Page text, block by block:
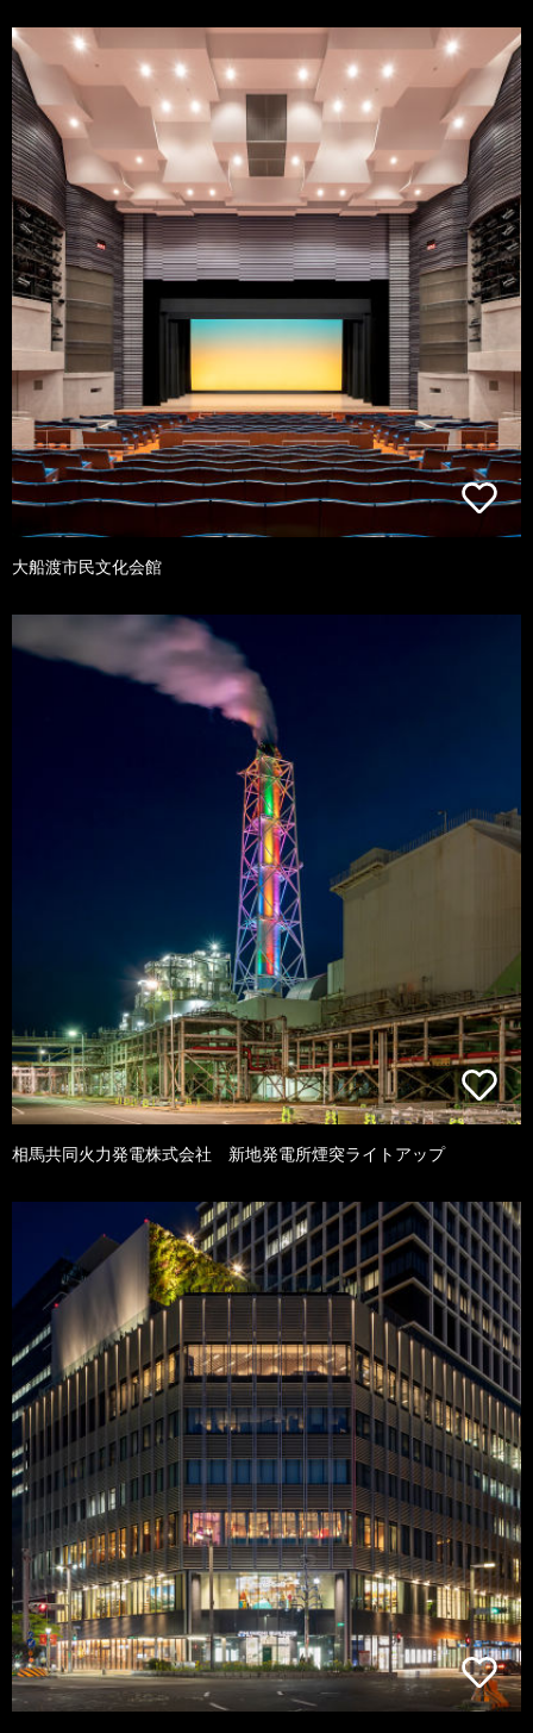
大船渡市民文化会館
相馬共同火力発電株式会社 新地発電所煙突ライトアップ